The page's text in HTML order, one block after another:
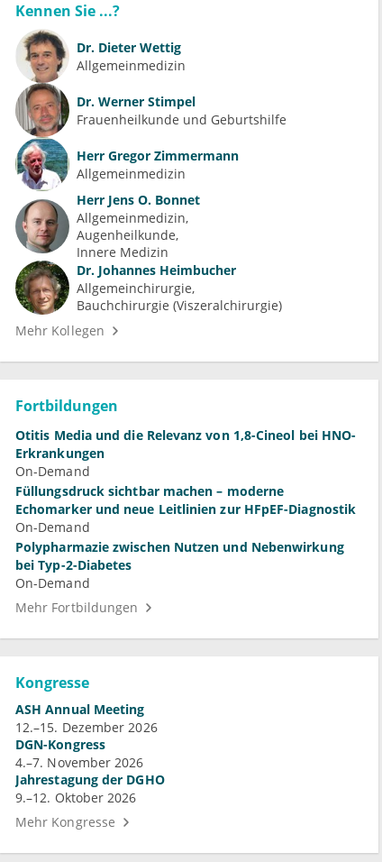
Kennen Sie ...?
Dr. Dieter Wettig
Allgemeinmedizin
Dr. Werner Stimpel
Frauenheilkunde und Geburtshilfe
Herr Gregor Zimmermann
Allgemeinmedizin
Herr Jens O. Bonnet
Allgemeinmedizin
Augenheilkunde
Innere Medizin
Dr. Johannes Heimbucher
Allgemeinchirurgie
Bauchchirurgie (Viszeralchirurgie)
Mehr Kollegen
Fortbildungen
Otitis Media und die Relevanz von 1,8-Cineol bei HNO-
Erkrankungen
On-Demand
Füllungsdruck sichtbar machen – moderne
Echomarker und neue Leitlinien zur HFpEF-Diagnostik
On-Demand
Polypharmazie zwischen Nutzen und Nebenwirkung
bei Typ-2-Diabetes
On-Demand
Mehr Fortbildungen
Kongresse
ASH Annual Meeting
12.–15. Dezember 2026
DGN-Kongress
4.–7. November 2026
Jahrestagung der DGHO
9.–12. Oktober 2026
Mehr Kongresse